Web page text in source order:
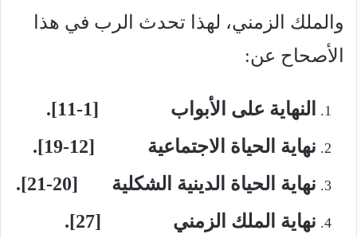
والملك الزمني، لهذا تحدث الرب في هذا
الأصحاح عن:
النهاية على الأبواب [1-11].
نهاية الحياة الاجتماعية [12-19].
نهاية الحياة الدينية الشكلية [20-21].
نهاية الملك الزمني [27].